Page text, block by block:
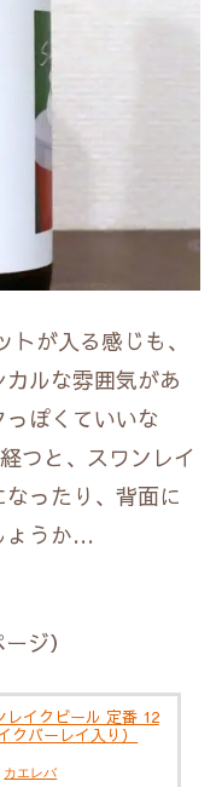
が入る感じも、
ルな雰囲気があ
ぽくていいな
つと、スワンレイ
ったり、背面に
ょうか…
ジ）
レイクビール 定番 12
クバーレイ入り）
カエレバ